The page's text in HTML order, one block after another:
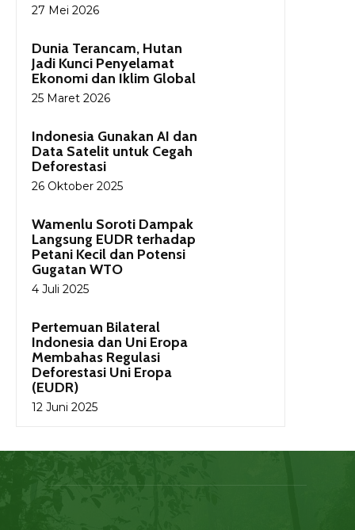
27 Mei 2026
Dunia Terancam, Hutan
Jadi Kunci Penyelamat
Ekonomi dan Iklim Global
25 Maret 2026
Indonesia Gunakan AI dan
Data Satelit untuk Cegah
Deforestasi
26 Oktober 2025
Wamenlu Soroti Dampak
Langsung EUDR terhadap
Petani Kecil dan Potensi
Gugatan WTO
4 Juli 2025
Pertemuan Bilateral
Indonesia dan Uni Eropa
Membahas Regulasi
Deforestasi Uni Eropa
(EUDR)
12 Juni 2025